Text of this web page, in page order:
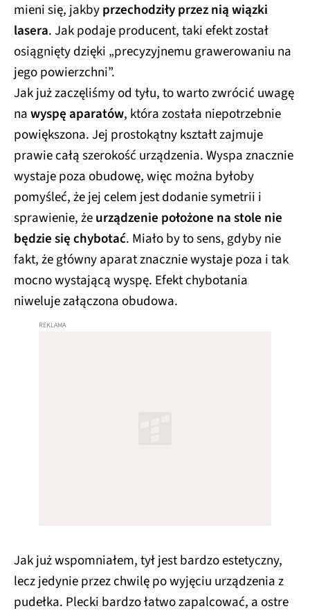
mieni się, jakbyprzechodziły przez nią wiązki
lasera. Jak podaje producent, taki efekt został
osiągnięty dzięki „precyzyjnemu grawerowaniu na
jego powierzchni”.
Jak już zaczęliśmy od tyłu, to warto zwrócić uwagę
nawyspę aparatów, która została niepotrzebnie
powiększona. Jej prostokątny kształt zajmuje
prawie całą szerokość urządzenia. Wyspa znacznie
wystaje poza obudowę, więc można byłoby
pomyśleć, że jej celem jest dodanie symetrii i
sprawienie, żeurządzenie położone na stole nie
będzie się chybotać. Miało by to sens, gdyby nie
fakt, że główny aparat znacznie wystaje poza i tak
mocno wystającą wyspę. Efekt chybotania
niweluje załączona obudowa.
Jak już wspomniałem, tył jest bardzo estetyczny,
lecz jedynie przez chwilę po wyjęciu urządzenia z
pudełka. Plecki bardzo łatwo zapalcować, a ostre